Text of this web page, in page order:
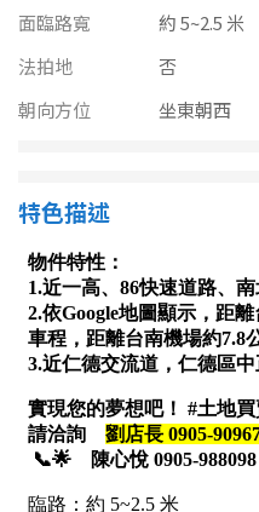
雲林縣
高雄市
澎湖縣
屏東縣
坪數
不拘
40~50 坪
60~70 坪
80坪以上
面臨路寬
約 5~2.5 米
法拍地
否
朝向方位
坐東朝西
特色描述